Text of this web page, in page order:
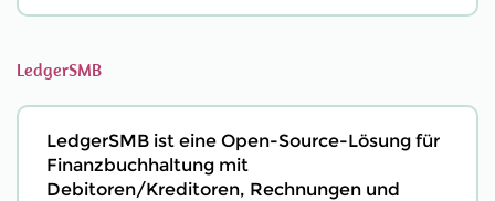
LedgerSMB
LedgerSMB ist eine Open-Source-Lösung für
Finanzbuchhaltung mit
Debitoren/Kreditoren, Rechnungen und